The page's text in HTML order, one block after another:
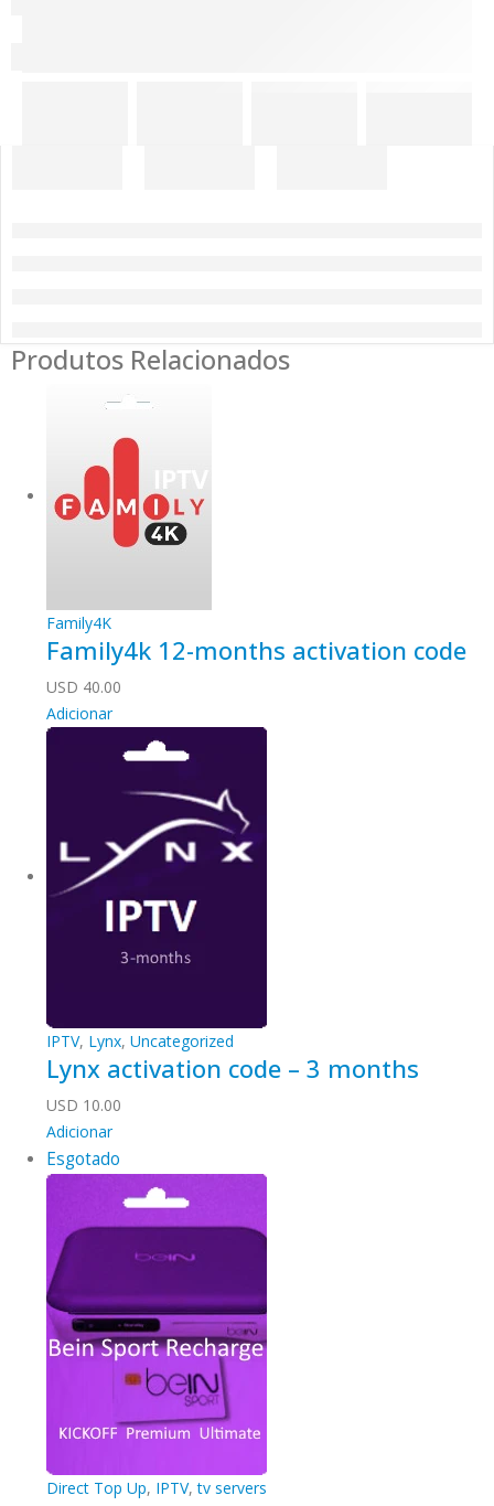
Produtos Relacionados
Family4K
Family4k 12-months activation code
USD 40.00
Adicionar
IPTV, Lynx, Uncategorized
Lynx activation code – 3 months
USD 10.00
Adicionar
Esgotado
Direct Top Up, IPTV,tv servers